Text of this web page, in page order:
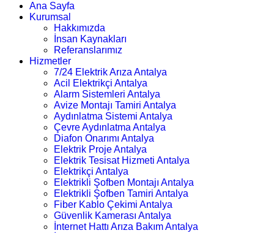
Ana Sayfa
Kurumsal
Hakkımızda
İnsan Kaynakları
Referanslarımız
Hizmetler
7/24 Elektrik Arıza Antalya
Acil Elektrikçi Antalya
Alarm Sistemleri Antalya
Avize Montajı Tamiri Antalya
Aydınlatma Sistemi Antalya
Çevre Aydınlatma Antalya
Diafon Onarımı Antalya
Elektrik Proje Antalya
Elektrik Tesisat Hizmeti Antalya
Elektrikçi Antalya
Elektrikli Şofben Montajı Antalya
Elektrikli Şofben Tamiri Antalya
Fiber Kablo Çekimi Antalya
Güvenlik Kamerası Antalya
İnternet Hattı Arıza Bakım Antalya